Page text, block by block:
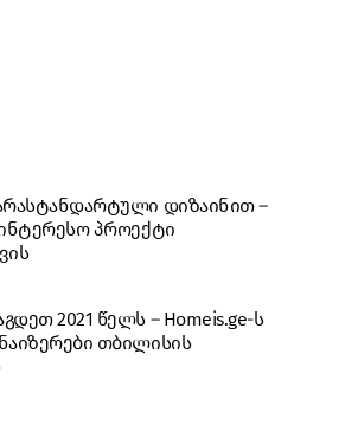
დიზაინით –
პროექტი
2021 წელს – Homeis.ge-ს
თბილისის